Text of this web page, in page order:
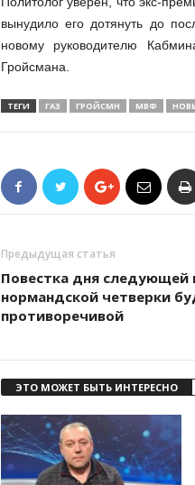
вынудило его дотянуть до
новому руководителю
Гройсмана.
ТЕГИ ГАЗ ГРОЙСМН МВФ
Предыдущая статья
Повестка дня следующей
нормандской четверки
противоречивой
ЭТО МОЖЕТ БЫТЬ ИНТЕРЕСНО